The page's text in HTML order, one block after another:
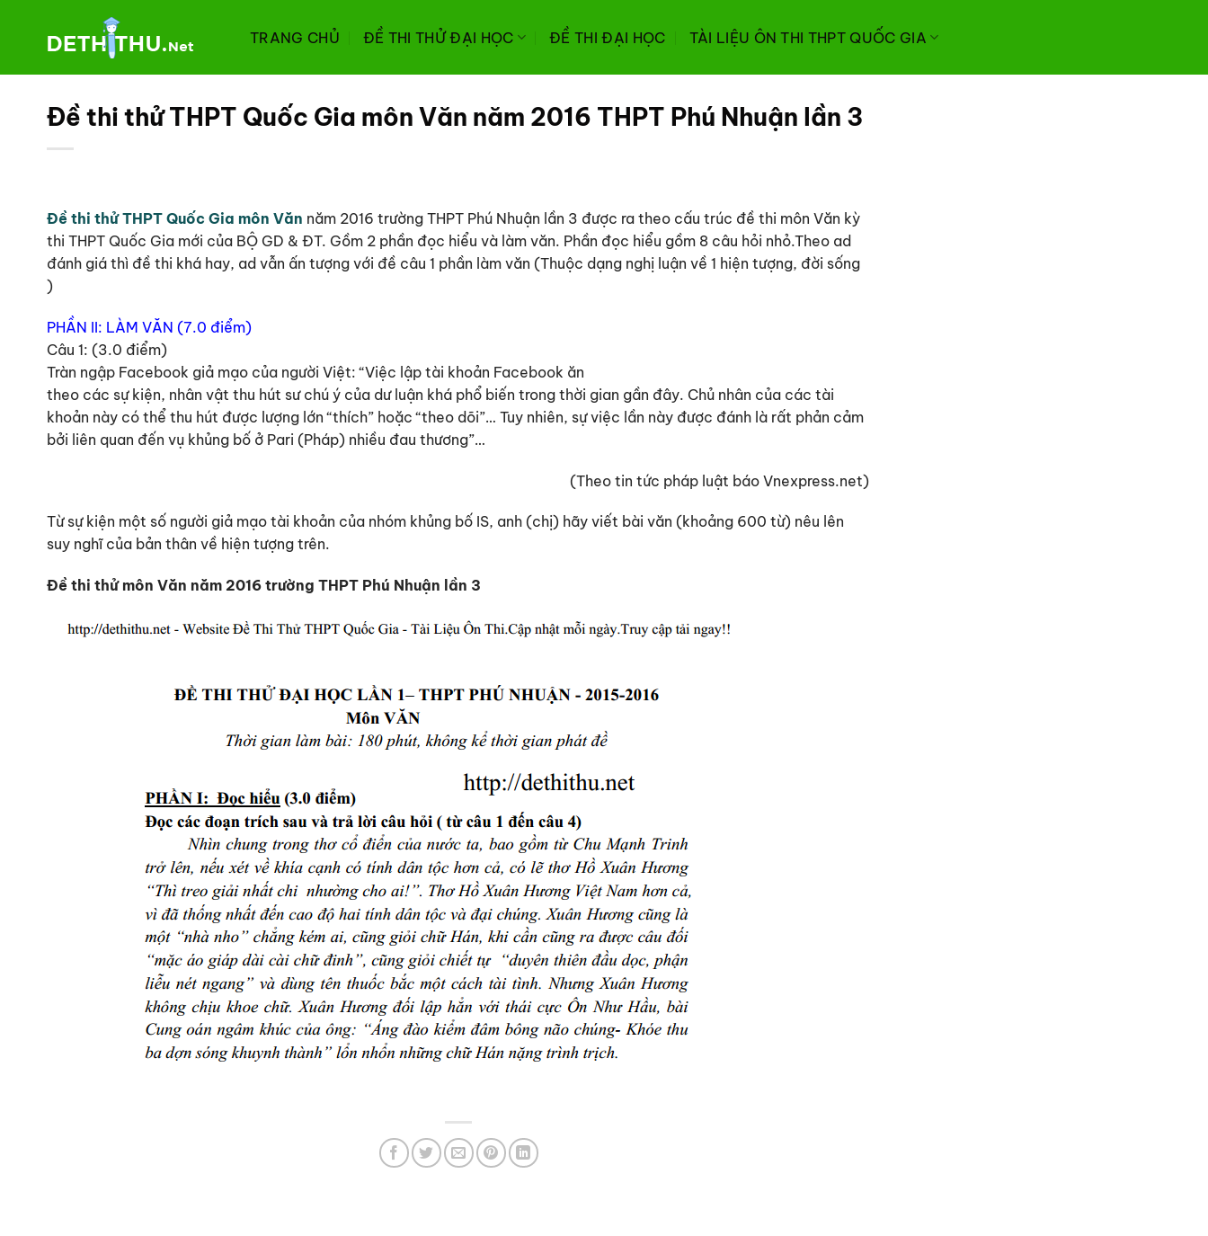
dung
TRANG CHỦ ĐỀ THI THỬ ĐẠI HỌC ĐỀ THI ĐẠI HỌC TÀI LIỆU ÔN THI THPT QUỐC GIA
Đề thi thử THPT Quốc Gia môn Văn năm 2016 THPT Phú Nhuận lần 3
Đề thi thử THPT Quốc Gia môn Văn năm 2016 trường THPT Phú Nhuận lần 3 được ra theo cấu trúc đề thi môn Văn kỳ
thi THPT Quốc Gia mới của BỘ GD & ĐT. Gồm 2 phần đọc hiểu và làm văn. Phần đọc hiểu gồm 8 câu hỏi nhỏ.Theo ad
đánh giá thì đề thi khá hay, ad vẫn ấn tượng với đề câu 1 phần làm văn (Thuộc dạng nghị luận về 1 hiện tượng, đời sống
)
PHẦN II: LÀM VĂN (7.0 điểm)
Câu 1: (3.0 điểm)
Tràn ngập Facebook giả mạo của người Việt: “Việc lập tài khoản Facebook ăn
theo các sự kiện, nhân vật thu hút sư chú ý của dư luận khá phổ biến trong thời gian gần đây. Chủ nhân của các tài
khoản này có thể thu hút được lượng lớn “thích” hoặc “theo dõi”… Tuy nhiên, sự việc lần này được đánh là rất phản cảm
bởi liên quan đến vụ khủng bố ở Pari (Pháp) nhiều đau thương”…
(Theo tin tức pháp luật báo Vnexpress.net)
Từ sự kiện một số người giả mạo tài khoản của nhóm khủng bố IS, anh (chị) hãy viết bài văn (khoảng 600 từ) nêu lên
suy nghĩ của bản thân về hiện tượng trên.
Đề thi thử môn Văn năm 2016 trường THPT Phú Nhuận lần 3